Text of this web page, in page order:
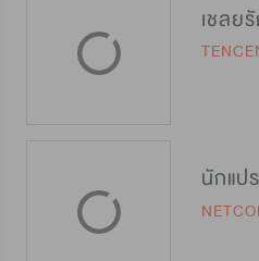
เชลย
นักแป